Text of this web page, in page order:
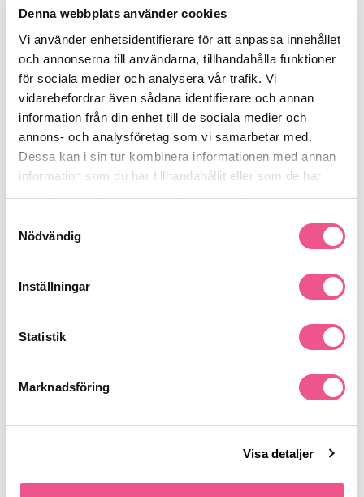
Denna webbplats använder cookies
Vi använder enhetsidentifierare för att anpassa innehållet
och annonserna till användarna, tillhandahålla funktioner
för sociala medier och analysera vår trafik. Vi
vidarebefordrar även sådana identifierare och annan
information från din enhet till de sociala medier och
annons- och analysföretag som vi samarbetar med.
Dessa kan i sin tur kombinera informationen med annan
information som du har tillhandahållit eller som de har
samlat in när du har använt deras tjänster.
Nödvändig
Inställningar
Statistik
Marknadsföring
Visa detaljer
Har brunt hår och vill ha extra volym och struktur.
Söker en multifunktionell stylingprodukt.
Vill undvika vita pulverrester från vanliga volymsprayer.
Produktdetaljer
Finns i:
Liknande produkter
-30% -30%